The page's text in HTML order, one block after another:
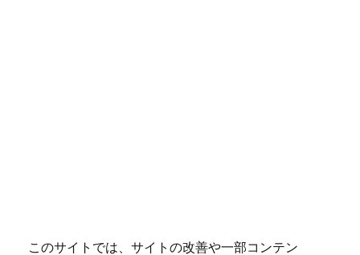
このサイトでは、サイトの改善や一部コンテン